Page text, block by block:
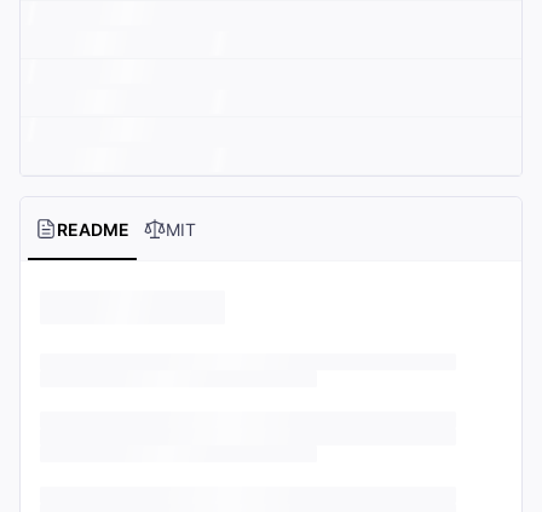
README MIT